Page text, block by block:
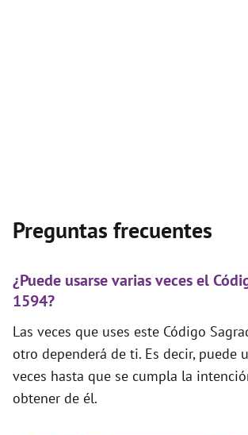
Preguntas frecuentes
¿Puede usarse varias veces el
1594?
Las veces que uses este Código
otro dependerá de ti. Es decir, puede
veces hasta que se cumpla la
obtener de él.